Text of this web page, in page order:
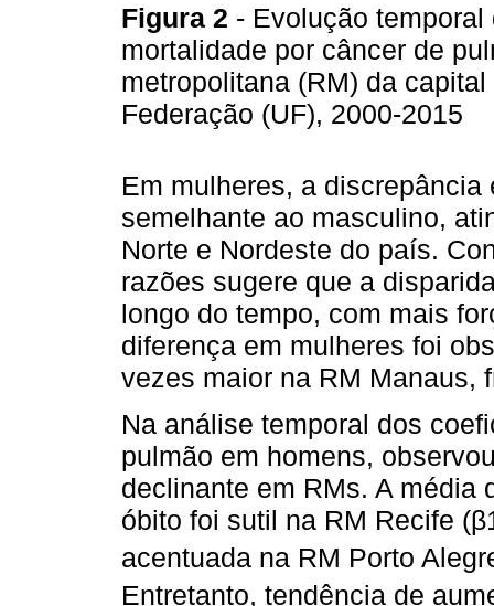
Figura 2 - Evolução
mortalidade por câncer de
metropolitana (RM) da
Federação (UF), 2000-2015
Em mulheres, a
semelhante ao masculino,
Norte e Nordeste do país.
razões sugere que a
longo do tempo, com mais
diferença em mulheres foi
vezes maior na RM Manaus,
Na análise temporal dos
pulmão em homens,
declinante em RMs. A média
óbito foi sutil na RM Recife
acentuada na RM Porto
Entretanto, tendência de